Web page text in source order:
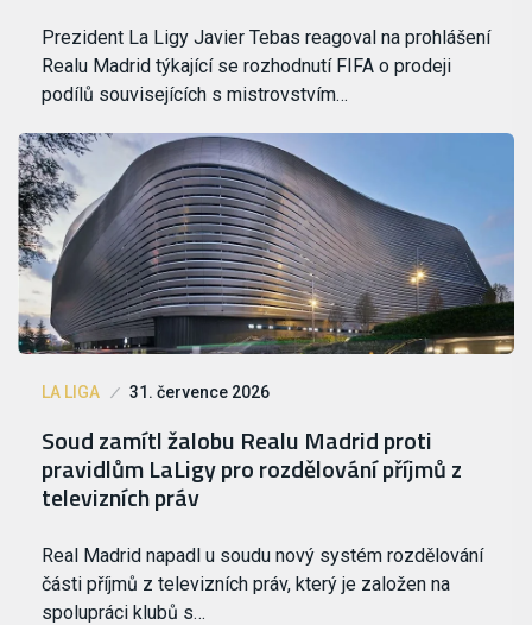
Prezident La Ligy Javier Tebas reagoval na prohlášení
Realu Madrid týkající se rozhodnutí FIFA o prodeji
podílů souvisejících s mistrovstvím…
LA LIGA 31. července 2026
Soud zamítl žalobu Realu Madrid proti
pravidlům LaLigy pro rozdělování příjmů z
televizních práv
Real Madrid napadl u soudu nový systém rozdělování
části příjmů z televizních práv, který je založen na
spolupráci klubů s…